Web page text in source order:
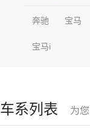
奔驰 宝马
宝马i
车系列表 为